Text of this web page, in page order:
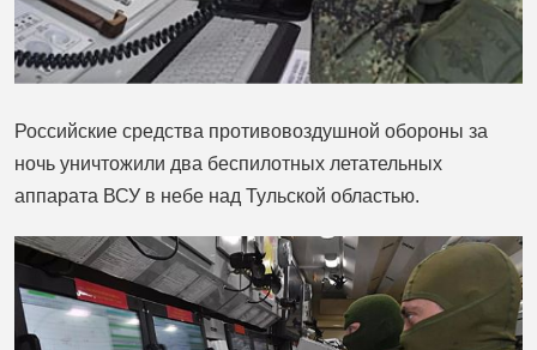
Российские средства противовоздушной обороны за
ночь уничтожили два беспилотных летательных
аппарата ВСУ в небе над Тульской областью.